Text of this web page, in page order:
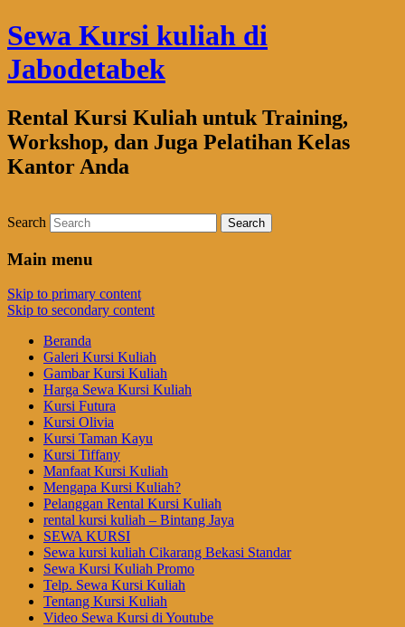
Sewa Kursi kuliah di
Jabodetabek
Rental Kursi Kuliah untuk Training,
Workshop, dan Juga Pelatihan Kelas
Kantor Anda
Search
Main menu
Skip to primary content
Skip to secondary content
Beranda
Galeri Kursi Kuliah
Gambar Kursi Kuliah
Harga Sewa Kursi Kuliah
Kursi Futura
Kursi Olivia
Kursi Taman Kayu
Kursi Tiffany
Manfaat Kursi Kuliah
Mengapa Kursi Kuliah?
Pelanggan Rental Kursi Kuliah
rental kursi kuliah – Bintang Jaya
SEWA KURSI
Sewa kursi kuliah Cikarang Bekasi Standar
Sewa Kursi Kuliah Promo
Telp. Sewa Kursi Kuliah
Tentang Kursi Kuliah
Video Sewa Kursi di Youtube